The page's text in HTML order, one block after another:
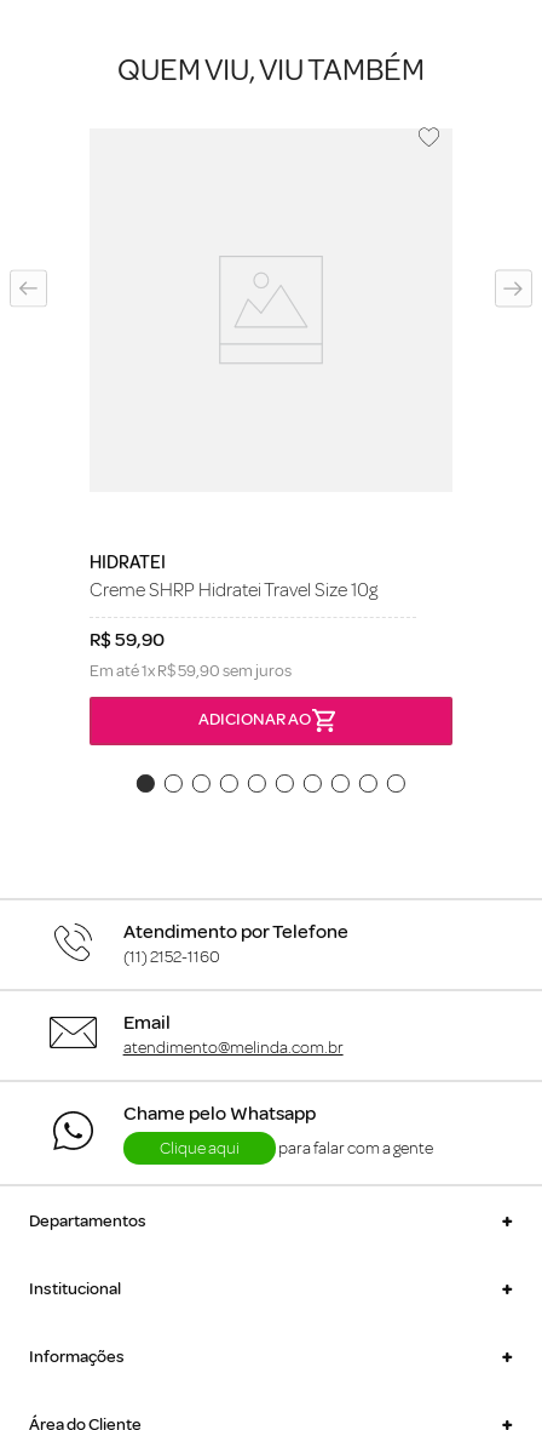
QUEM VIU, VIU TAMBÉM
HIDRATEI
Creme SHRP Hidratei Travel Size 10g
R$59,90
Em até1xR$59,90sem juros
ADICIONAR AO
Atendimento por Telefone
(11) 2152-1160
Email
atendimento@melinda.com.br
Chame pelo Whatsapp
Clique aqui para falar com a gente
Departamentos +
Institucional +
Informações +
Área do Cliente +